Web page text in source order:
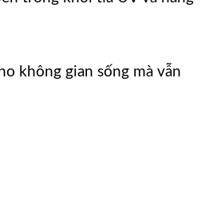
không gian sống mà vẫn